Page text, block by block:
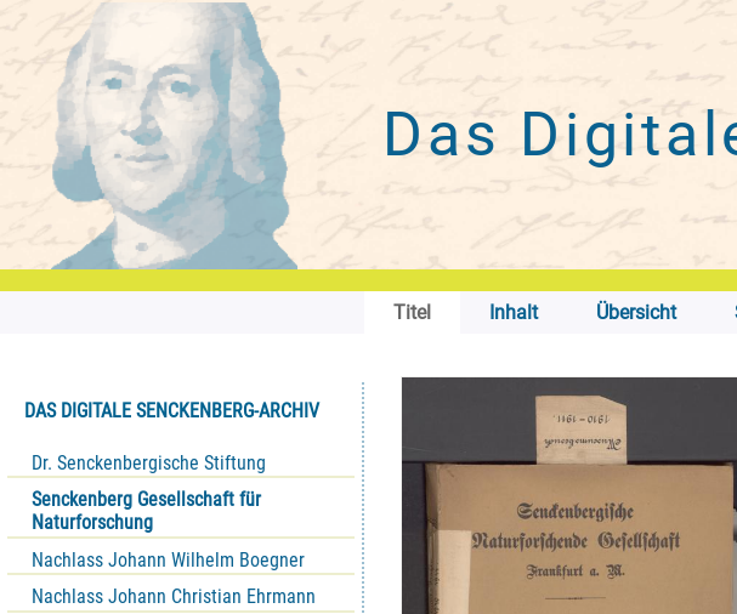
Das
Titel Inhalt Übersicht
DAS DIGITALE SENCKENBERG-ARCHIV
Dr. Senckenbergische Stiftung
Senckenberg Gesellschaft für
Naturforschung
Nachlass Johann Wilhelm Boegner
Nachlass Johann Christian Ehrmann